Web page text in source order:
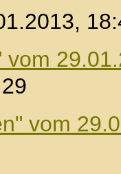
vom
vom